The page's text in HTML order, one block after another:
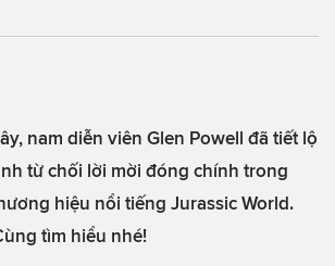
nam diễn viên Glen Powell đã tiết lộ
từ chối lời mời đóng chính trong
hiệu nổi tiếng Jurassic World.
tìm hiểu nhé!